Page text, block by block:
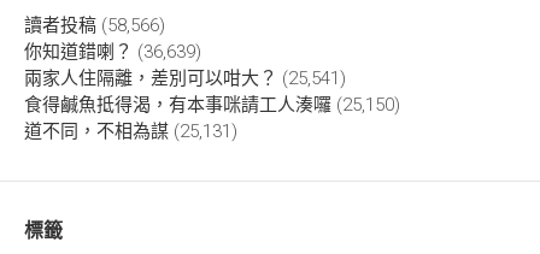
讀者投稿 (58,566)
你知道錯喇？ (36,639)
兩家人住隔離，差別可以咁大？ (25,541)
食得鹹魚抵得渴，有本事咪請工人湊囉 (25,150)
道不同，不相為謀 (25,131)
標籤